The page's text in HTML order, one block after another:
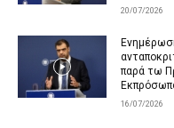
20/07/2026
παρά τω
16/07/2026